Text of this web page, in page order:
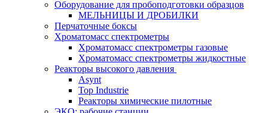
Оборудование для пробоподготовки образцов
МЕЛЬНИЦЫ И ДРОБИЛКИ
Перчаточные боксы
Хроматомасс спектрометры
Хроматомасс спектрометры газовые
Хроматомасс спектрометры жидкостные
Реакторы высокого давления
Asynt
Top Industrie
Реакторы химические пилотные